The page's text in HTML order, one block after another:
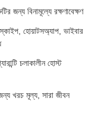
জন্য বিনামূল্যে রক্ষণাবেক্ষণ
হোয়াটসঅ্যাপ, ভাইবার
চলাকালীন হোস্ট
জন্য খরচ মূল্য, সারা জীবন